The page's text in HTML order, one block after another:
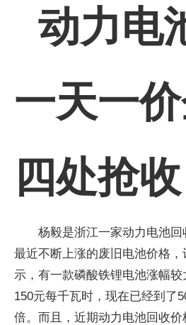
动力电
一天一
四处抢收
杨毅是浙江一家动力电池回
最近不断上涨的废旧电池价格
示，有一款磷酸铁锂电池涨幅
150元每千瓦时，现在已经到了
倍。而且，近期动力电池回收